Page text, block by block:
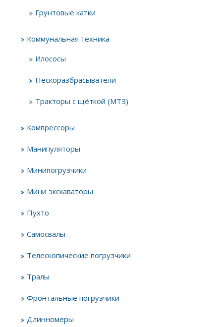
Грунтовые катки
Коммунальная техника
Илососы
Пескоразбрасыватели
Тракторы с щёткой (МТЗ)
Компрессоры
Манипуляторы
Минипогрузчики
Мини экскаваторы
Пухто
Самосвалы
Телескопические погрузчики
Тралы
Фронтальные погрузчики
Длинномеры